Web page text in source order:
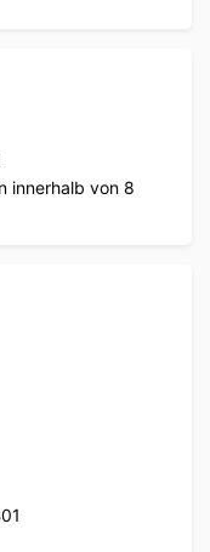
innerhalb von 8